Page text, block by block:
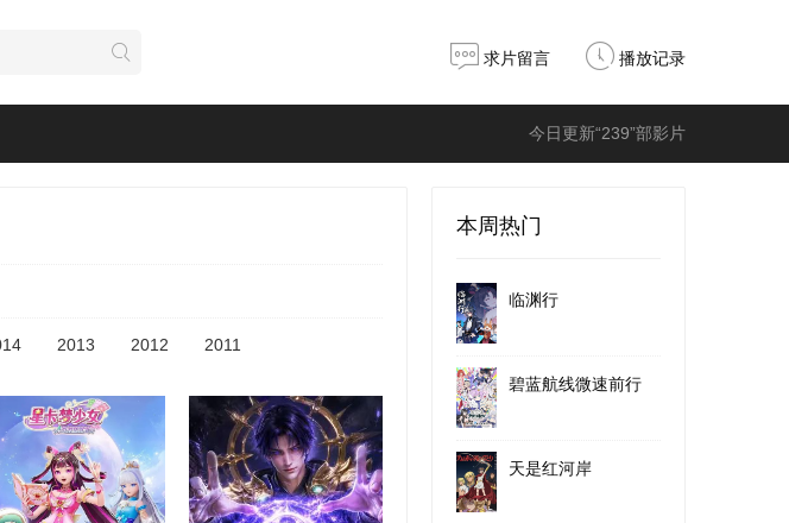
求片留言 播放记录
今日更新“239”部影片
2013 2012 2011
本周热门
临渊行
碧蓝航线微速前行
天是红河岸